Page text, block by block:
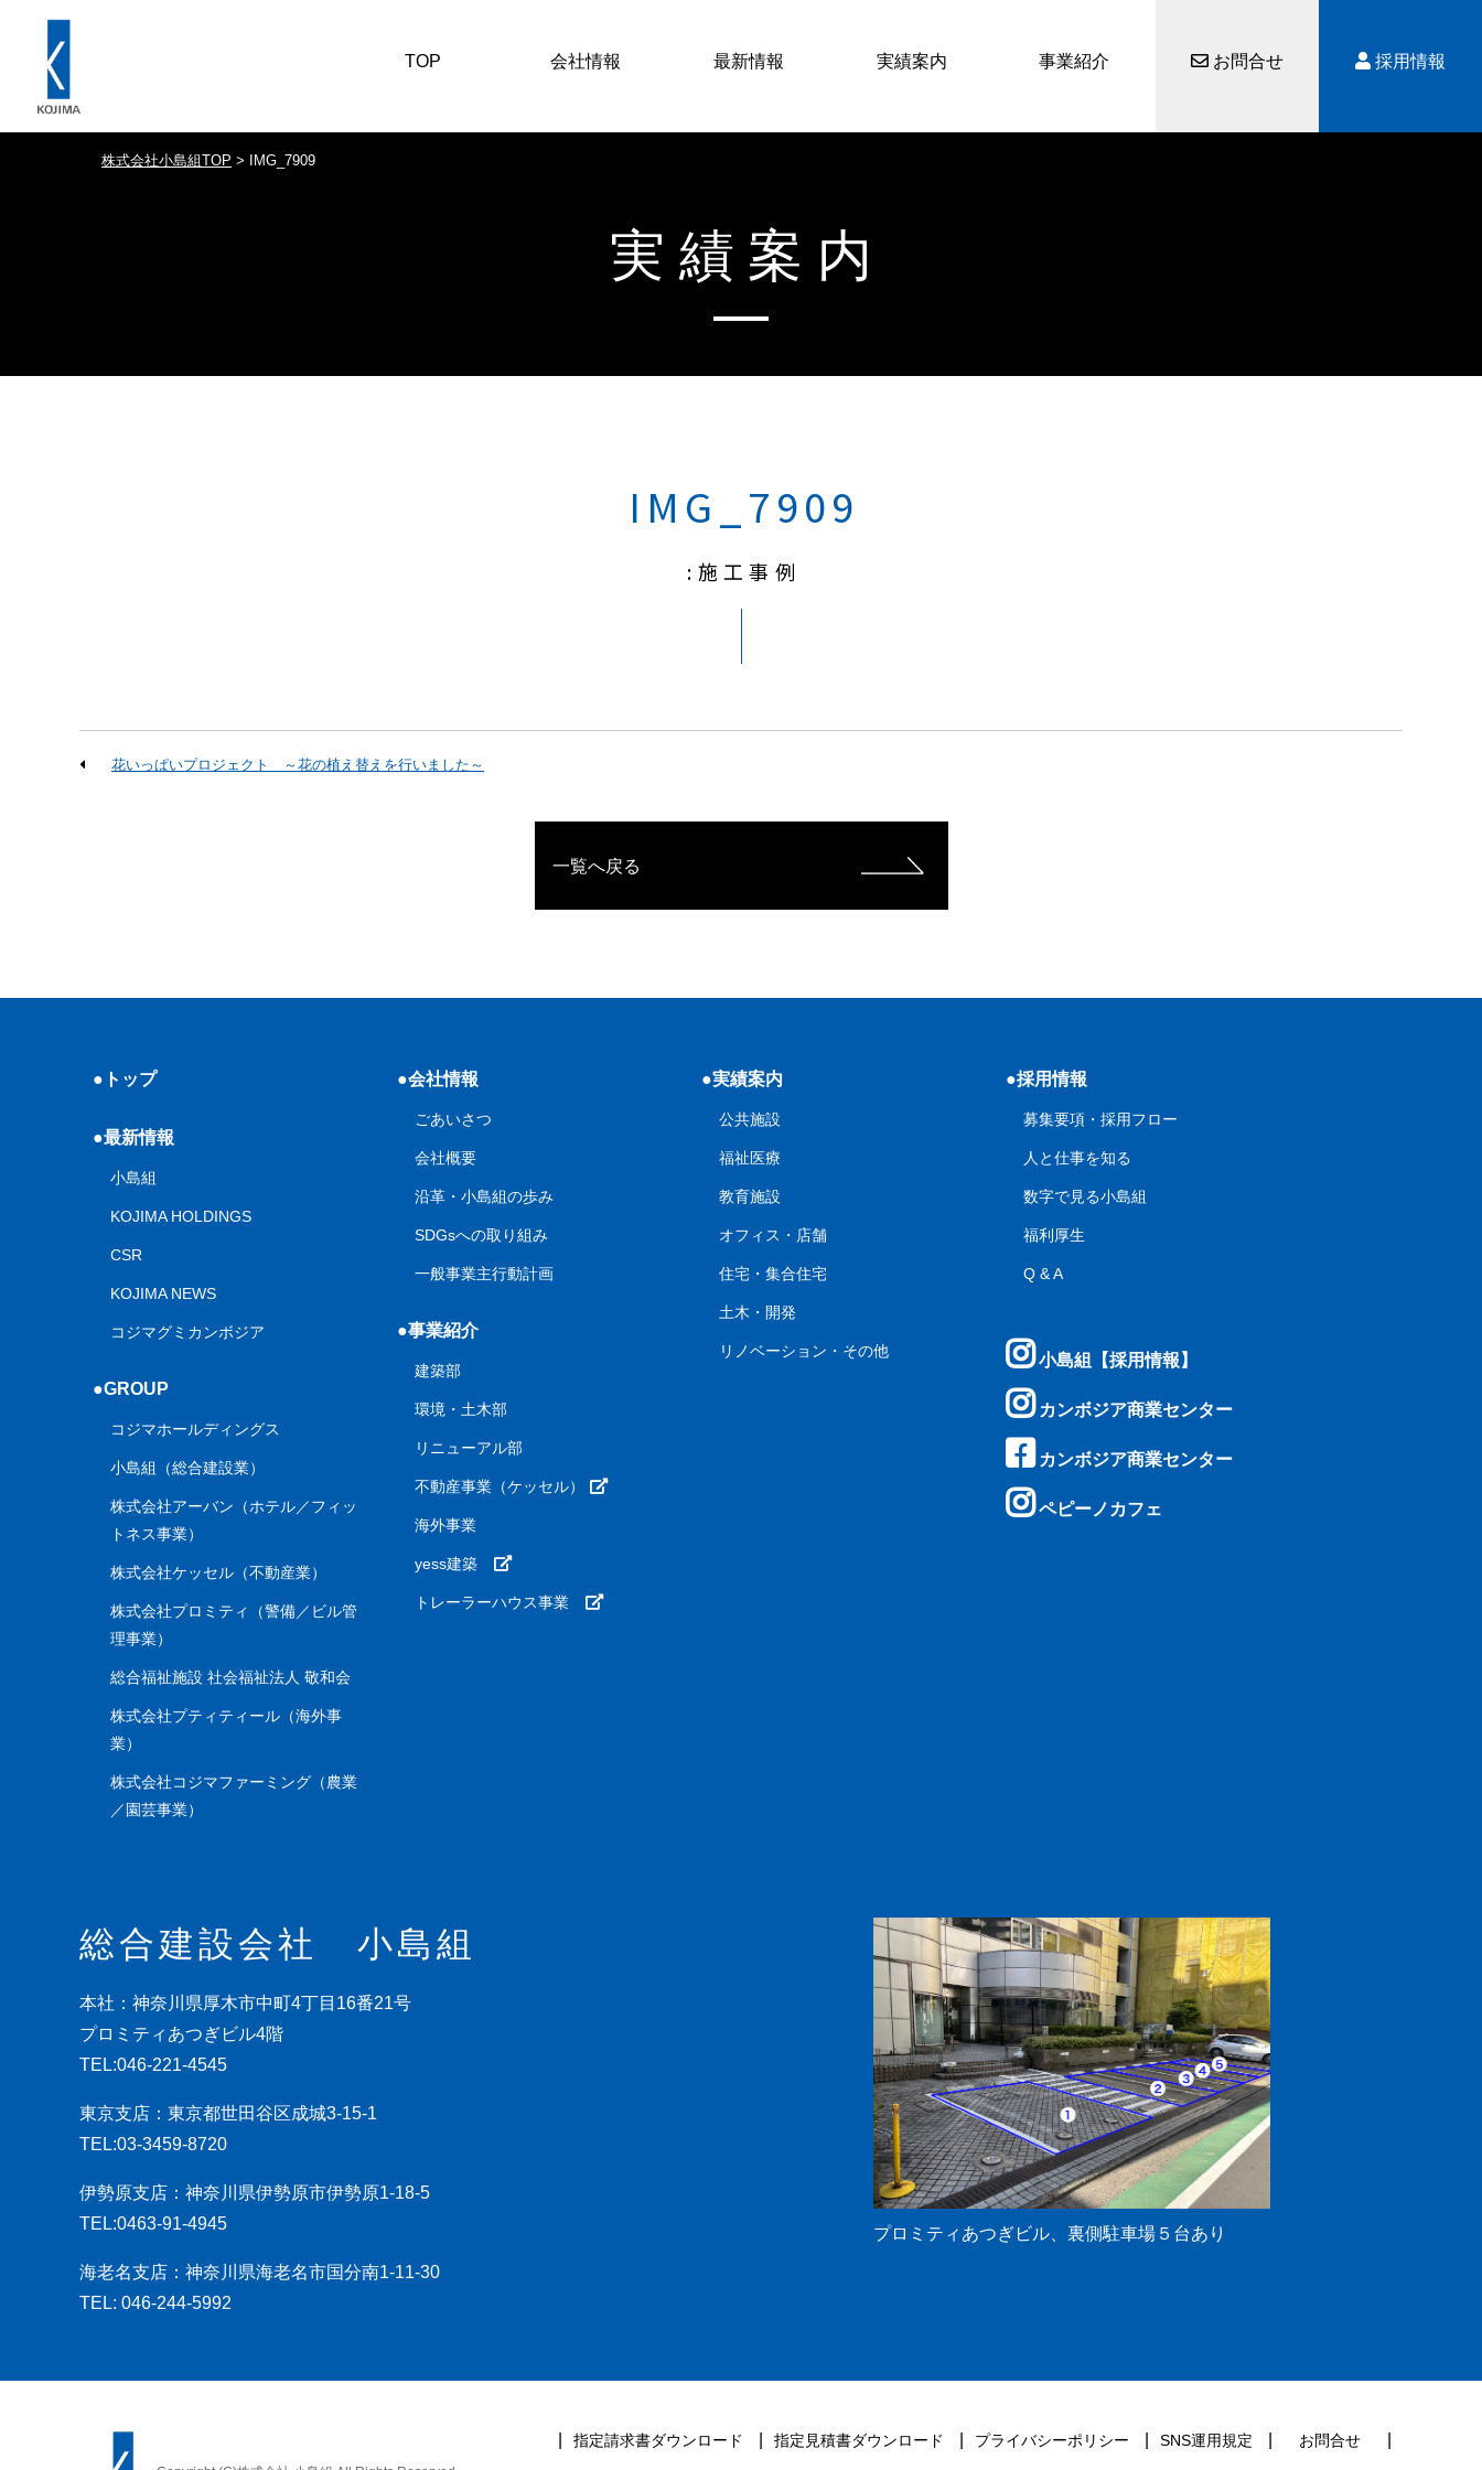
TOP 会社情報 最新情報 実績案内 事業紹介 お問合せ 採用情報
株式会社小島組TOP > IMG_7909
実績案内
IMG_7909
:施工事例
花いっぱいプロジェクト ～花の植え替えを行いました～
一覧へ戻る
●トップ
●最新情報
小島組
KOJIMA HOLDINGS
CSR
KOJIMA NEWS
コジマグミカンボジア
●GROUP
コジマホールディングス
小島組（総合建設業）
株式会社アーバン（ホテル／フィッ
トネス事業）
株式会社ケッセル（不動産業）
株式会社プロミティ（警備／ビル管
理事業）
総合福祉施設 社会福祉法人 敬和会
株式会社プティティール（海外事
業）
株式会社コジマファーミング（農業
／園芸事業）
●会社情報
ごあいさつ
会社概要
沿革・小島組の歩み
SDGsへの取り組み
一般事業主行動計画
●事業紹介
建築部
環境・土木部
リニューアル部
不動産事業（ケッセル）
海外事業
yess建築
トレーラーハウス事業
●実績案内
公共施設
福祉医療
教育施設
オフィス・店舗
住宅・集合住宅
土木・開発
リノベーション・その他
●採用情報
募集要項・採用フロー
人と仕事を知る
数字で見る小島組
福利厚生
Q & A
小島組【採用情報】
カンボジア商業センター
カンボジア商業センター
ペピーノカフェ
総合建設会社 小島組
本社：神奈川県厚木市中町4丁目16番21号
プロミティあつぎビル4階
TEL:046-221-4545
東京支店：東京都世田谷区成城3-15-1
TEL:03-3459-8720
伊勢原支店：神奈川県伊勢原市伊勢原1-18-5
TEL:0463-91-4945
海老名支店：神奈川県海老名市国分南1-11-30
TEL: 046-244-5992
プロミティあつぎビル、裏側駐車場５台あり
指定請求書ダウンロード 指定見積書ダウンロード プライバシーポリシー SNS運用規定 お問合せ